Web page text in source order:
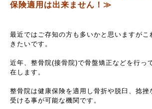
保険適用は出来ません！≫
最近ではご存知の方も多いかと思いますがこ
きたいです。
近年、整骨院(接骨院)で骨盤矯正などを行っ
在します。
整骨院は健康保険を適用し骨折や脱臼、捻挫
受ける事が可能な機関です。